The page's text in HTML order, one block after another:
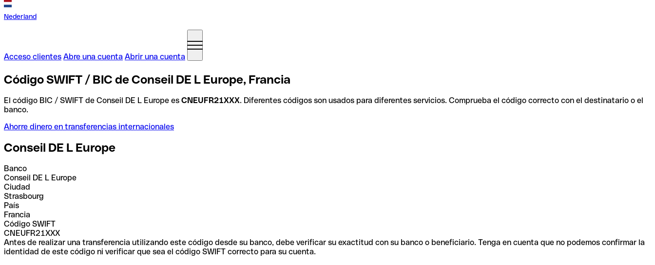
Nederland
Acceso clientes Abre una cuenta Abrir una cuenta
Código SWIFT / BIC de Conseil DE L Europe, Francia
El código BIC / SWIFT de Conseil DE L Europe es CNEUFR21XXX. Diferentes códigos son usados para diferentes servicios. Comprueba el código correcto con el destinatario o el
banco.
Ahorre dinero en transferencias internacionales
Conseil DE L Europe
Banco
Conseil DE L Europe
Ciudad
Strasbourg
País
Francia
Código SWIFT
CNEUFR21XXX
Antes de realizar una transferencia utilizando este código desde su banco, debe verificar su exactitud con su banco o beneficiario. Tenga en cuenta que no podemos confirmar la
identidad de este código ni verificar que sea el código SWIFT correcto para su cuenta.